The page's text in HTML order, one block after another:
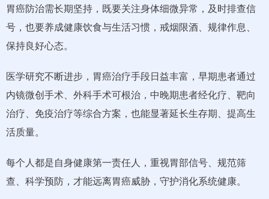
胃癌防治需长期坚持，既要关注身体细微异常，及时排查信
号，也要养成健康饮食与生活习惯，戒烟限酒、规律作息、
保持良好心态。
医学研究不断进步，胃癌治疗手段日益丰富，早期患者通过
内镜微创手术、外科手术可根治，中晚期患者经化疗、靶向
治疗、免疫治疗等综合方案，也能显著延长生存期、提高生
活质量。
每个人都是自身健康第一责任人，重视胃部信号、规范筛
查、科学预防，才能远离胃癌威胁，守护消化系统健康。